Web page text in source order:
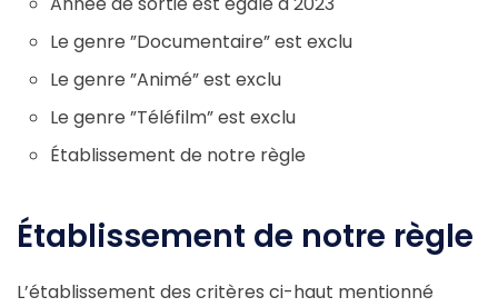
Le genre ”Documentaire” est exclu
Le genre ”Animé” est exclu
Le genre ”Téléfilm” est exclu
Établissement de notre règle
Établissement de notre règle
L’établissement des critères ci-haut mentionné